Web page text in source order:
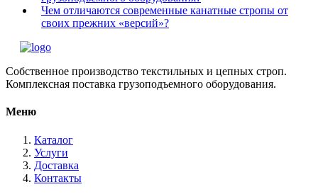
Чем отличаются современные канатные стропы от
своих прежних «версий»?
Собственное производство текстильных и цепных строп.
Комплексная поставка грузоподъемного оборудования.
Меню
Каталог
Услуги
Доставка
Контакты